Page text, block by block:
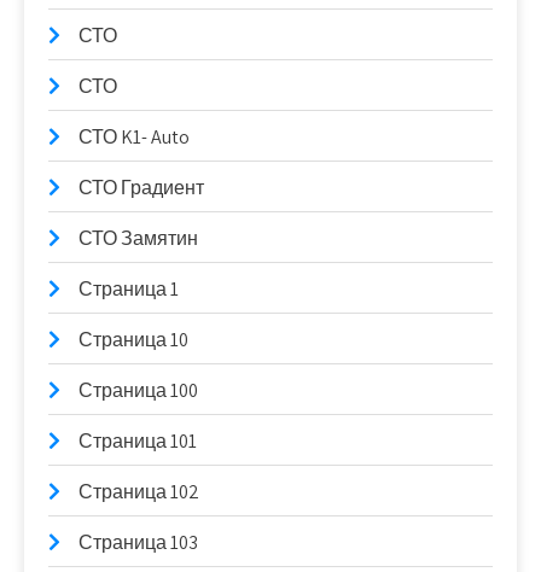
СТО
СТО
СТО K1- Auto
СТО Градиент
СТО Замятин
Страница 1
Страница 10
Страница 100
Страница 101
Страница 102
Страница 103